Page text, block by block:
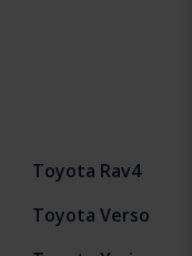
Toyota Rav4
Toyota Verso